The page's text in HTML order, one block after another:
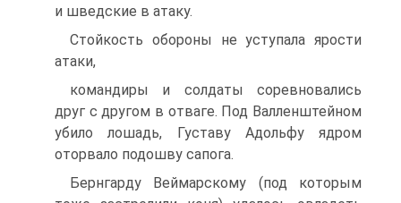
и шведские в атаку.
Стойкость обороны не уступала ярости
атаки,
командиры и солдаты соревновались
друг с другом в отваге. Под Валленштейном
убило лошадь, Густаву Адольфу ядром
оторвало подошву сапога.
Бернгарду Веймарскому (под которым